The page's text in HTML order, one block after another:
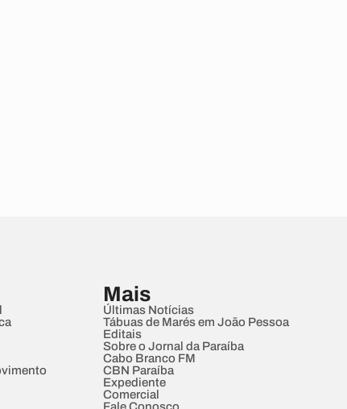
Mais
Últimas Notícias
Tábuas de Marés em João Pessoa
Editais
Sobre o Jornal da Paraíba
Cabo Branco FM
CBN Paraíba
Expediente
Comercial